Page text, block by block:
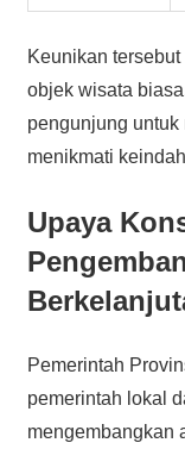
Keunikan
objek wisata
pengunjung
menikmati
Upaya
Pemerintah
pemerintah lokal
mengembangkan